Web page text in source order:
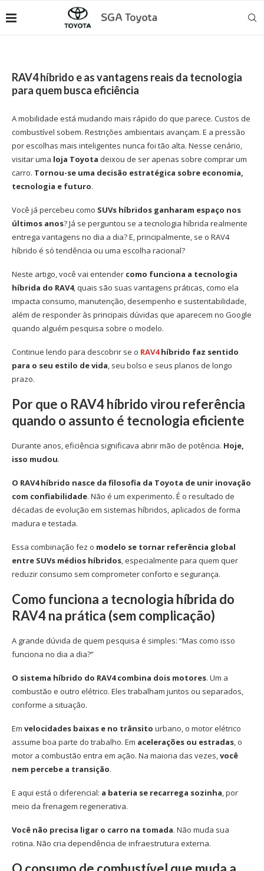
RAV4 híbrido e as vantagens reais da tecnologia
para quem busca eficiência
A mobilidade está mudando mais rápido do que parece. Custos de
combustível sobem. Restrições ambientais avançam. E a pressão
por escolhas mais inteligentes nunca foi tão alta. Nesse cenário,
visitar uma loja Toyota deixou de ser apenas sobre comprar um
carro. Tornou-se uma decisão estratégica sobre economia,
tecnologia e futuro.
Você já percebeu como SUVs híbridos ganharam espaço nos
últimos anos? Já se perguntou se a tecnologia híbrida realmente
entrega vantagens no dia a dia? E, principalmente, se o RAV4
híbrido é só tendência ou uma escolha racional?
Neste artigo, você vai entender como funciona a tecnologia
híbrida do RAV4, quais são suas vantagens práticas, como ela
impacta consumo, manutenção, desempenho e sustentabilidade,
além de responder às principais dúvidas que aparecem no Google
quando alguém pesquisa sobre o modelo.
Continue lendo para descobrir se o RAV4híbrido faz sentido
para o seu estilo de vida, seu bolso e seus planos de longo
prazo.
Por que o RAV4 híbrido virou referência
quando o assunto é tecnologia eficiente
Durante anos, eficiência significava abrir mão de potência. Hoje,
isso mudou.
O RAV4 híbrido nasce da filosofia da Toyota de unir inovação
com confiabilidade. Não é um experimento. É o resultado de
décadas de evolução em sistemas híbridos, aplicados de forma
madura e testada.
Essa combinação fez o modelo se tornar referência global
entre SUVs médios híbridos, especialmente para quem quer
reduzir consumo sem comprometer conforto e segurança.
Como funciona a tecnologia híbrida do
RAV4 na prática (sem complicação)
A grande dúvida de quem pesquisa é simples: “Mas como isso
funciona no dia a dia?”
O sistema híbrido do RAV4 combina dois motores. Um a
combustão e outro elétrico. Eles trabalham juntos ou separados,
conforme a situação.
Em velocidades baixas e no trânsito urbano, o motor elétrico
assume boa parte do trabalho. Em acelerações ou estradas, o
motor a combustão entra em ação. Na maioria das vezes,você
nem percebe a transição.
E aqui está o diferencial: a bateria se recarrega sozinha, por
meio da frenagem regenerativa.
Você não precisa ligar o carro na tomada. Não muda sua
rotina. Não cria dependência de infraestrutura externa.